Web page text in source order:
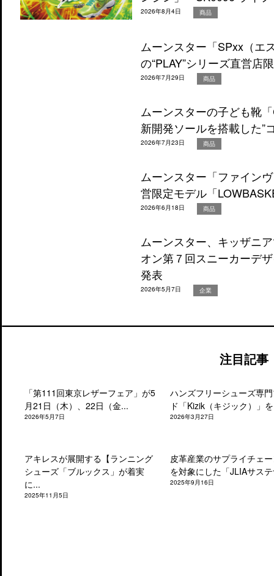
2026年8月4日 商品
ムーンスター「SPxx（エ
の“PLAY”シリーズ直営店
2026年7月29日 商品
ムーンスターの子ども靴
新開発ソールを搭載した”
2026年7月23日 商品
ムーンスター「ファイン
営限定モデル「
2026年6月18日 商品
ムーンスター、キッザニ
オン第７回スニーカーデ
発表
2026年5月7日 企業
注目記事
「第111回東京レザーフェア」が5
月21日（木）、22日（金...
2026年5月7日
ハンズフリーシューズ専
ド「Kizik（キジック）」
2026年3月27日
アキレスが展開する【ランニング
シューズ「ブルックス」が着実
に...
2025年11月5日
皮革産業のサプライチェ
を対象にした「JLIAサス
2025年9月16日